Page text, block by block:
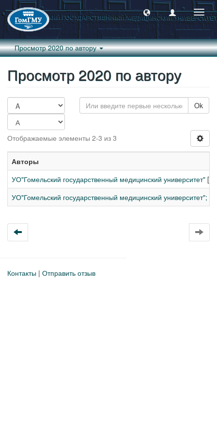
Просмотр 2020 по автору
Просмотр 2020 по автору
Ok
Отображаемые элементы 2-3 из 3
Авторы
УО"Гомельский государственный медицинский университет" [1]
УО"Гомельский государственный медицинский университет";
Контакты | Отправить отзыв